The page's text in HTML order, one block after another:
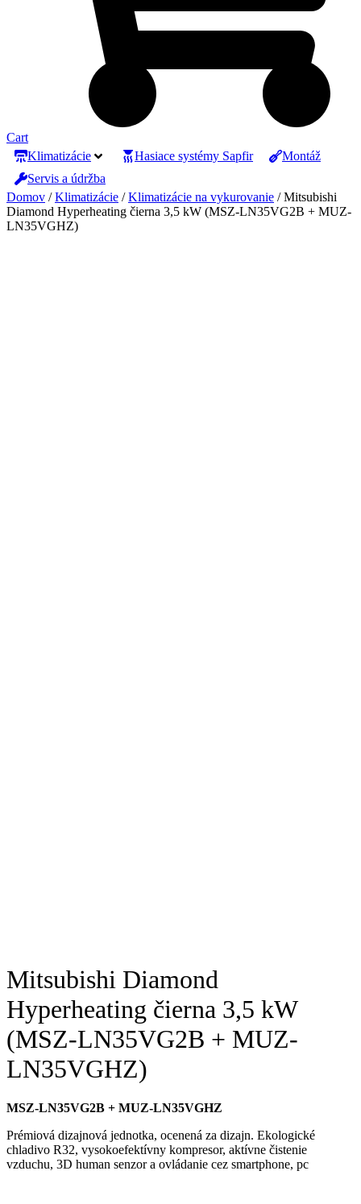
Cart
Klimatizácie
Hasiace systémy Sapfir
Montáž
Servis a údržba
Domov /Klimatizácie /Klimatizácie na vykurovanie / Mitsubishi
Diamond Hyperheating čierna 3,5 kW (MSZ-LN35VG2B + MUZ-
LN35VGHZ)
Mitsubishi Diamond
Hyperheating čierna 3,5 kW
(MSZ-LN35VG2B + MUZ-
LN35VGHZ)
MSZ-LN35VG2B + MUZ-LN35VGHZ
Prémiová dizajnová jednotka, ocenená za dizajn. Ekologické
chladivo R32, vysokoefektívny kompresor, aktívne čistenie
vzduchu, 3D human senzor a ovládanie cez smartphone, pc